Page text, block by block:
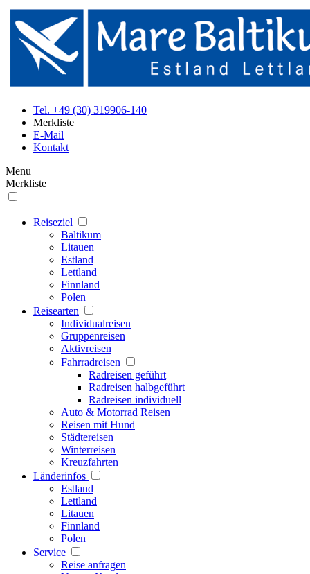
Tel. +49 (30) 319906-140
Merkliste
E-Mail
Kontakt
Menu
Merkliste
Reiseziel
Baltikum
Litauen
Estland
Lettland
Finnland
Polen
Reisearten
Individualreisen
Gruppenreisen
Aktivreisen
Fahrradreisen
Radreisen geführt
Radreisen halbgeführt
Radreisen individuell
Auto & Motorrad Reisen
Reisen mit Hund
Städtereisen
Winterreisen
Kreuzfahrten
Länderinfos
Estland
Lettland
Litauen
Finnland
Polen
Service
Reise anfragen